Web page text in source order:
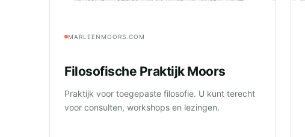
MARLEENMOORS.COM
Filosofische Praktijk Moors
Praktijk voor toegepaste filosofie. U kunt terecht
voor consulten, workshops en lezingen.